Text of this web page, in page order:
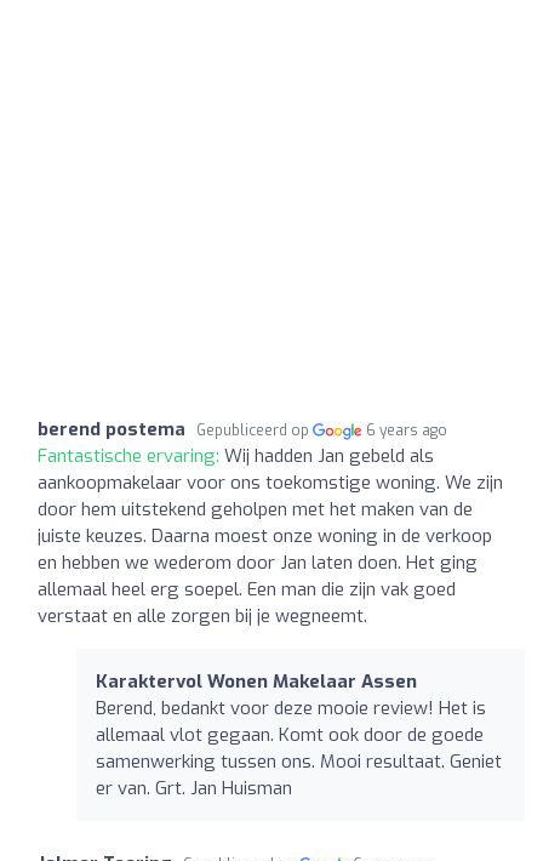
berend postema Gepubliceerd op 6 years ago
Fantastische ervaring: Wij hadden Jan gebeld als
aankoopmakelaar voor ons toekomstige woning. We zijn
door hem uitstekend geholpen met het maken van de
juiste keuzes. Daarna moest onze woning in de verkoop
en hebben we wederom door Jan laten doen. Het ging
allemaal heel erg soepel. Een man die zijn vak goed
verstaat en alle zorgen bij je wegneemt.
Karaktervol Wonen Makelaar Assen
Berend, bedankt voor deze mooie review! Het is
allemaal vlot gegaan. Komt ook door de goede
samenwerking tussen ons. Mooi resultaat. Geniet
er van. Grt. Jan Huisman